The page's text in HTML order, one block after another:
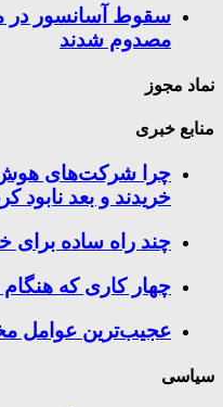
مصدوم شدند
نماد مجوز
منابع خبری
چرا شرکت‌های هوش
خریدند و بعد نابود
چند راه‌ ساده
چهار کاری که هنگام
عجیب‌ترین عوامل
سیاسی